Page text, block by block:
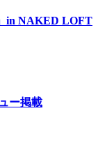
in NAKED LOFT
ー掲載